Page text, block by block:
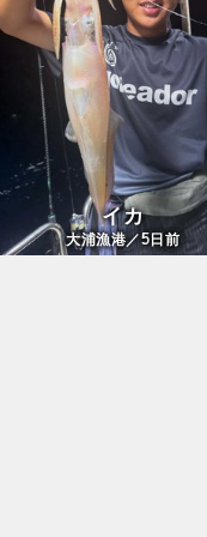
イカ
大浦漁港／5日前